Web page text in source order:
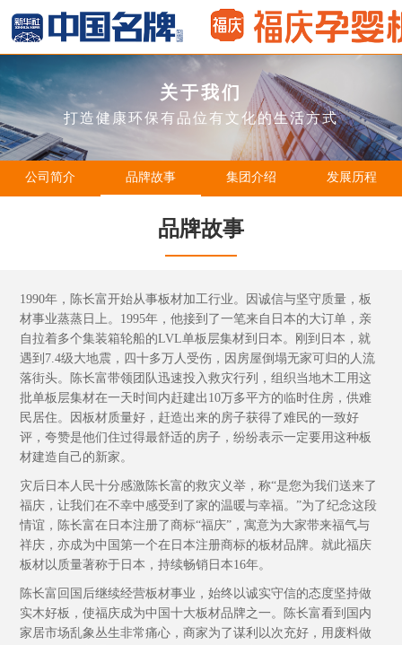
关于我们
打造健康环保有品位有文化的生活方式
公司简介 品牌故事 集团介绍 发展历程
品牌故事
1990年，陈长富开始从事板材加工行业。因诚信与坚守质量，板
材事业蒸蒸日上。1995年，他接到了一笔来自日本的大订单，亲
自拉着多个集装箱轮船的LVL单板层集材到日本。刚到日本，就
遇到7.4级大地震，四十多万人受伤，因房屋倒塌无家可归的人流
落街头。陈长富带领团队迅速投入救灾行列，组织当地木工用这
批单板层集材在一天时间内赶建出10万多平方的临时住房，供难
民居住。因板材质量好，赶造出来的房子获得了难民的一致好
评，夸赞是他们住过得最舒适的房子，纷纷表示一定要用这种板
材建造自己的新家。
灾后日本人民十分感激陈长富的救灾义举，称“是您为我们送来了
福庆，让我们在不幸中感受到了家的温暖与幸福。”为了纪念这段
情谊，陈长富在日本注册了商标“福庆”，寓意为大家带来福气与
祥庆，亦成为中国第一个在日本注册商标的板材品牌。就此福庆
板材以质量著称于日本，持续畅销日本16年。
陈长富回国后继续经营板材事业，始终以诚实守信的态度坚持做
实木好板，使福庆成为中国十大板材品牌之一。陈长富看到国内
家居市场乱象丛生非常痛心，商家为了谋利以次充好，用废料做